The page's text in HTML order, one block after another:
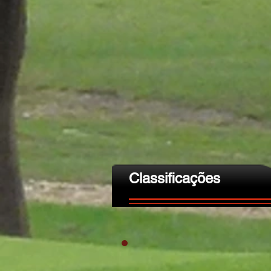
Classificações